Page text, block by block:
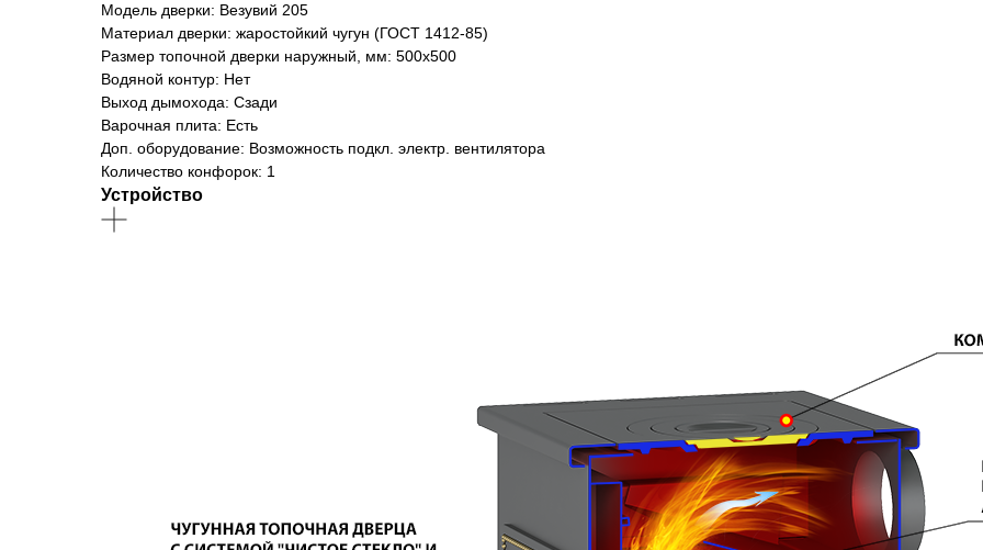
Модель дверки: Везувий 205
Материал дверки: жаростойкий чугун (ГОСТ 1412-85)
Размер топочной дверки наружный, мм: 500х500
Водяной контур: Нет
Выход дымохода: Сзади
Варочная плита: Есть
Доп. оборудование: Возможность подкл. электр. вентилятора
Количество конфорок: 1
Устройство